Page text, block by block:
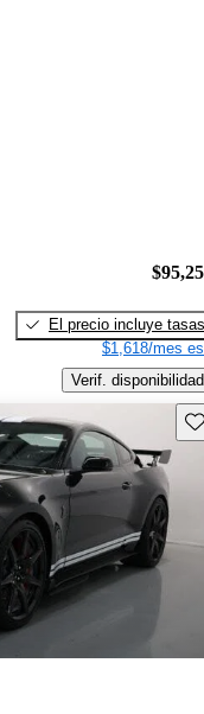
El precio incluye tasas
$1,618/mes
Verif. disponibilidad